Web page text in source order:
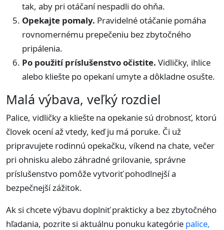
tak, aby pri otáčaní nespadli do ohňa.
Opekajte pomaly. Pravidelné otáčanie pomáha
rovnomernému prepečeniu bez zbytočného
pripálenia.
Po použití príslušenstvo očistite. Vidličky, ihlice
alebo kliešte po opekaní umyte a dôkladne osušte.
Malá výbava, veľký rozdiel
Palice, vidličky a kliešte na opekanie sú drobnosť, ktorú
človek ocení až vtedy, keď ju má poruke. Či už
pripravujete rodinnú opekačku, víkend na chate, večer
pri ohnisku alebo záhradné grilovanie, správne
príslušenstvo pomôže vytvoriť pohodlnejší a
bezpečnejší zážitok.
Ak si chcete výbavu doplniť prakticky a bez zbytočného
hľadania, pozrite si aktuálnu ponuku kategórie palice,